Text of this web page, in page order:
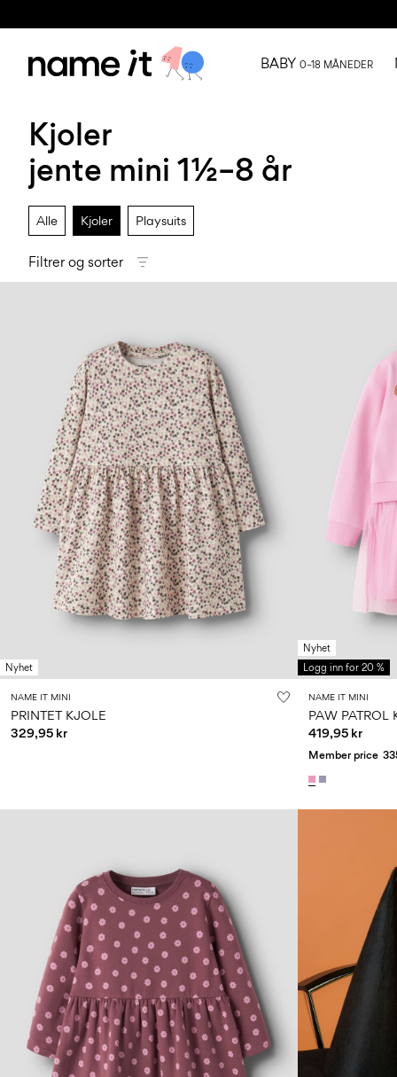
BABY 0–18 MÅNEDER
Kjoler
jente mini 1½–8 år
Alle Kjoler Playsuits
Filtrer og sorter
Nyhet
NAME IT MINI
PRINTET KJOLE
329,95 kr
Nyhet
Logg inn for 20 %
NAME IT MINI
PAW PATROL
419,95 kr
Member price